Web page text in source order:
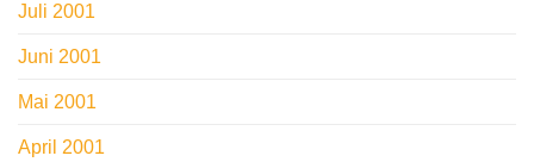
Juli 2001
Juni 2001
Mai 2001
April 2001